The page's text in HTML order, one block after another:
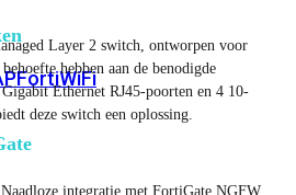
FortiWiFi
Layer 2 switch, ontworpen voor
hebben aan de benodigde
Ethernet RJ45-poorten en 4 10-
deze switch een oplossing.
Naadloze integratie met FortiGate NGFW